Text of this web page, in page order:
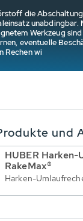
die
unabdingbar.
Werkzeug
eventuelle
Rechen wi
und
HUBER
RakeMax®
Harken-